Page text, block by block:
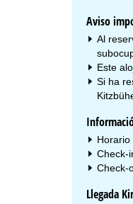
Aviso
Al
Este
Si ha
Check-
Check-
Llegada